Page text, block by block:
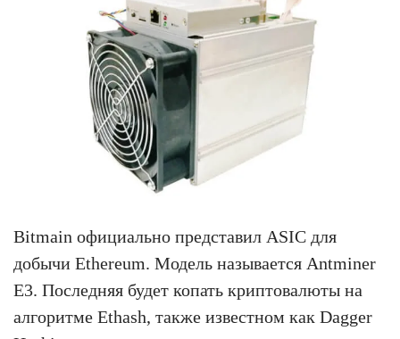
Bitmain официально представил ASIC для
добычи Ethereum. Модель называется Antminer
E3. Последняя будет копать криптовалюты на
алгоритме Ethash, также известном как Dagger